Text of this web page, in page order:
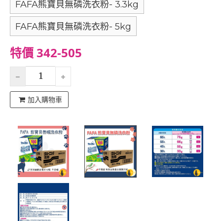
FAFA熊寶貝無磷洗衣粉- 3.3kg
FAFA熊寶貝無磷洗衣粉- 5kg
特價 342-505
加入購物車